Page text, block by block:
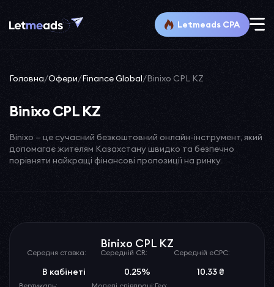
Letmeads CPA
Головна/Офери/Finance Global/Binixo CPL KZ
Binixo CPL KZ
Binixo — це сучасний безкоштовний онлайн-інструмент, який
допомагає жителям Казахстану швидко та безпечно
порівняти найкращі фінансові пропозиції на ринку.
Binixo CPL KZ
Середня ставка:
В кабінеті
Середній CR:
0.25%
Середній eCPC:
10.33 ₴